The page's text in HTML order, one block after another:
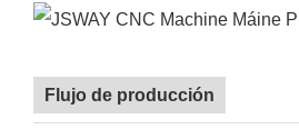
Flujo de producción